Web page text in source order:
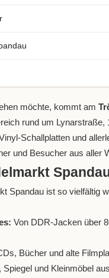
möchte, kommt am
rund um Lynarstraße,
Schallplatten und
und Besucher aus aller
Spandau ist so vielfältig
Von DDR-Jacken über
Bücher und alte
Spiegel und Kleinmöbel